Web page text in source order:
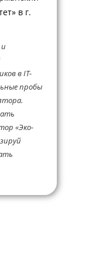
в г.
в IT-
пробы
«Эко-